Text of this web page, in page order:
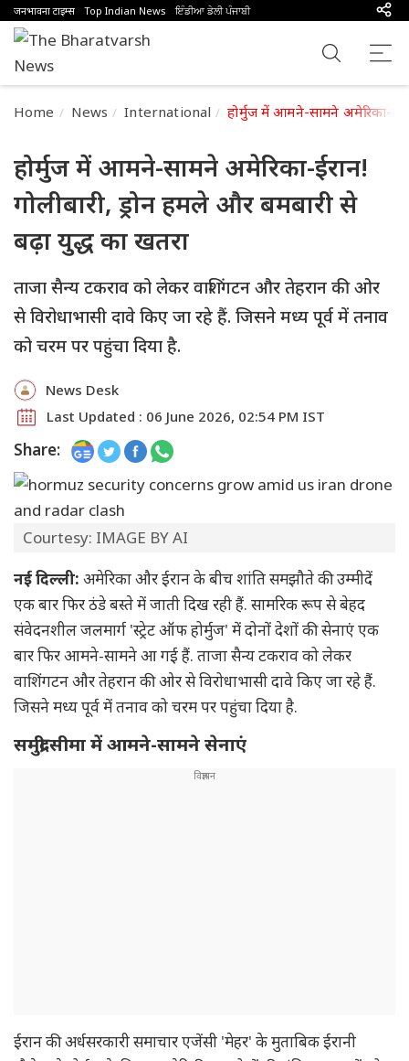
जनभावना टाइम्स Top Indian News ਇੰਡੀਆ ਡੇਲੀ ਪੰਜਾਬੀ
Home News International होर्मुज में आमने-सामने अमेरिका-
होर्मुज में आमने-सामने अमेरिका-ईरान!
गोलीबारी, ड्रोन हमले और बमबारी से
बढ़ा युद्ध का खतरा
ताजा सैन्य टकराव को लेकर वाशिंगटन और तेहरान की ओर
से विरोधाभासी दावे किए जा रहे हैं. जिसने मध्य पूर्व में तनाव
को चरम पर पहुंचा दिया है.
News Desk
Last Updated : 06 June 2026, 02:54 PM IST
Share:
Courtesy: IMAGE BY AI
नई दिल्ली: अमेरिका और ईरान के बीच शांति समझौते की उम्मीदें
एक बार फिर ठंडे बस्ते में जाती दिख रही हैं. सामरिक रूप से बेहद
संवेदनशील जलमार्ग 'स्ट्रेट ऑफ होर्मुज' में दोनों देशों की सेनाएं एक
बार फिर आमने-सामने आ गई हैं. ताजा सैन्य टकराव को लेकर
वाशिंगटन और तेहरान की ओर से विरोधाभासी दावे किए जा रहे हैं.
जिसने मध्य पूर्व में तनाव को चरम पर पहुंचा दिया है.
समुद्री सीमा में आमने-सामने सेनाएं
ईरान की अर्धसरकारी समाचार एजेंसी 'मेहर' के मुताबिक ईरानी